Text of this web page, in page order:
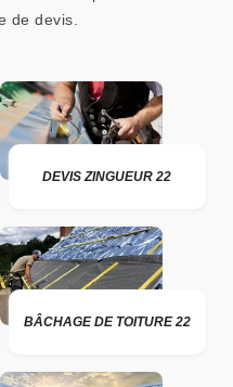
de devis.
DEVIS ZINGUEUR 22
BÂCHAGE DE TOITURE 22